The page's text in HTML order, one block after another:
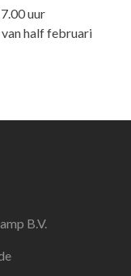
uur
half februari
B.V.